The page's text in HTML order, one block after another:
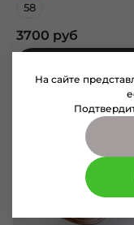
58
3700 руб
На сайте